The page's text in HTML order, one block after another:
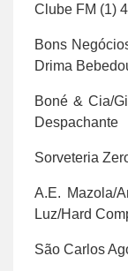
Clube FM (1)
Bons
Drima
Boné & Cia/
Despachante
Sorveteria
A.E. Mazola/
Luz/Hard
São Carlos